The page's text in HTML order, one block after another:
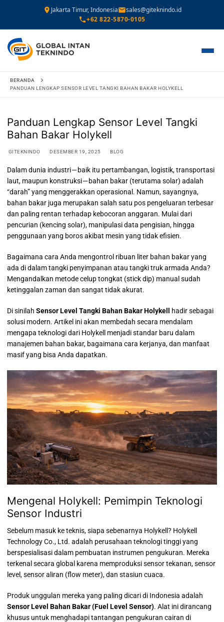
Jakarta Timur, Indonesia
sales@giteknindo.id
+62 822-5870-0105
Lompat
BERANDA
PANDUAN LENGKAP SENSOR LEVEL TANGKI BAHAN BAKAR HOLYKELL
Panduan Lengkap Sensor Level Tangki
Bahan Bakar Holykell
GITEKNINDO DESEMBER 19, 2025 BLOG
Dalam dunia industri — baik itu pertambangan, logistik, transportasi
laut, maupun konstruksi — bahan bakar (terutama solar) adalah
“darah” yang menggerakkan operasional. Namun, sayangnya,
bahan bakar juga merupakan salah satu pos pengeluaran terbesar
dan paling rentan terhadap kebocoran anggaran. Mulai dari
pencurian (kencing solar), manipulasi data pengisian, hingga
penggunaan yang boros akibat mesin yang tidak efisien.
Bagaimana cara Anda mengontrol ribuan liter bahan bakar yang
ada di dalam tangki penyimpanan atau tangki truk armada Anda?
Mengandalkan metode celup tongkat (stick dip) manual sudah
ketinggalan zaman dan sangat tidak akurat.
Di sinilah Sensor Level Tangki Bahan Bakar Holykell
hadir sebagai
solusi modern. Artikel ini akan membedah secara mendalam
mengapa teknologi dari Holykell menjadi standar baru dalam
manajemen bahan bakar, bagaimana cara kerjanya, dan manfaat
masif yang bisa Anda dapatkan.
Mengenal Holykell: Pemimpin Teknologi
Sensor Industri
Sebelum masuk ke teknis, siapa sebenarnya Holykell? Holykell
Technology Co., Ltd. adalah perusahaan teknologi tinggi yang
berspesialisasi dalam pembuatan instrumen pengukuran. Mereka
terkenal secara global karena memproduksi sensor tekanan, sensor
level, sensor aliran (flow meter), dan stasiun cuaca.
Produk unggulan mereka yang paling dicari di Indonesia adalah
Sensor Level Bahan Bakar (Fuel Level Sensor). Alat ini dirancang
khusus untuk menghadapi tantangan pengukuran cairan di